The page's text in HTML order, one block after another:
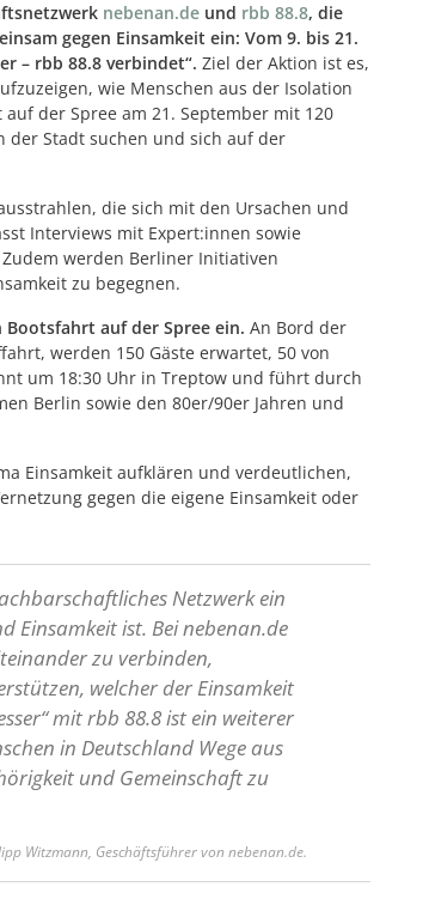
nebenan.de und rbb 88.8, die
gegen Einsamkeit ein: Vom 9. bis 21.
– rbb 88.8 verbindet“. Ziel der Aktion ist es,
wie Menschen aus der Isolation
der Spree am 21. September mit 120
der Stadt suchen und sich auf der
die sich mit den Ursachen und
Interviews mit Expert:innen sowie
werden Berliner Initiativen
zu begegnen.
auf der Spree ein. An Bord der
werden 150 Gäste erwartet, 50 von
um 18:30 Uhr in Treptow und führt durch
Berlin sowie den 80er/90er Jahren und
Einsamkeit aufklären und verdeutlichen,
gegen die eigene Einsamkeit oder
Netzwerk ein
Einsamkeit ist. Bei nebenan.de
zu verbinden,
welcher der Einsamkeit
mit rbb 88.8 ist ein weiterer
in Deutschland Wege aus
und Gemeinschaft zu
Witzmann, Geschäftsführer von nebenan.de.